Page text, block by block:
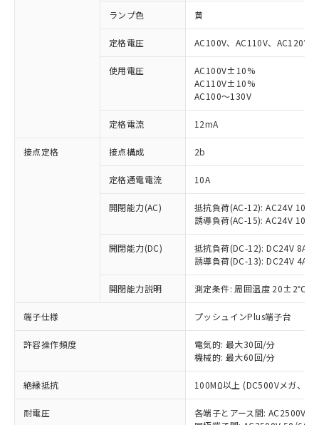
ランプ色 黄
定格電圧 AC100V、AC110V、AC120V
使用電圧
AC100V±10%
AC110V±10%
AC100～130V
定格電流 12mA
接点定格 接点構成 2b
定格通電電流 10A
開閉能力(AC)
抵抗負荷(AC-12): AC24V 10A/
誘導負荷(AC-15): AC24V
開閉能力(DC)
抵抗負荷(DC-12): DC24V 8A/
誘導負荷(DC-13): DC24V 4A/
開閉能力説明 測定条件: 周囲温度 20±2℃、
端子仕様 プッシュインPlus端子台
許容操作頻度
電気的: 最大30回/分
機械的: 最大60回/分
絶縁抵抗 100MΩ以上 (DC500Vメガ、点
耐電圧
各端子とアース間: AC2500V
ご利用条件
以下の条件をお読みいただき、同意のうえ
本サービスは、当社制御機器事業取扱
商品の当社在庫状況および標準価格
(税抜)を提供させていただくもので
当社制御機器事業取扱商品の中には、
本サービスの対象外となる商品もある
ことをご了承ください。
在庫状況および標準価格照会結果は、
記載している更新日時点での社内デー
タに基づき作成されるものであり、閲
準価格とは異なる場合があることをご
対応済み：EU RoHS指令（10物質）の
非含有に対応した製品が提供可能な商品で
対応予定：EU RoHS指令（10物質）の非含
有に対応した製品に切り替える予定のある
対応予定なし：EU RoHS指令（10物質）の
非含有に非対応の商品で、対応品を出す予
調査・確認中：EU RoHS指令（10物質）の
非含有の対応状況を調査中または確認中の
非該当品：ライセンス料など無形物で、有
害物質有無と関係のない商品です。
仕入先様の事情により、非含有部品として
いたものが、含有品と判明した場合などや
むを得ず変更することがあります。
*EU RoHS指令（10物質）：
鉛(Pb) 1000ppm以下、 水銀(Hg) 1000ppm以下、 カド
六価クロム(Cr(Ⅵ)) 1000ppm以下、ポリ臭化ビフェニル
「○」：最大均質材料含有率が中国RoHSの
基準値以下であることを示します。
「×」：最大均質材料含有率が中国RoHSの
基準値を超えていることを示します。
「－」：未確認です。当社販売部門へお問
当社は、これら貴社製品のうち、外国
為替および外国貿易法に定める商品
（以下｢規制貨物等」という）を輸出
または国外への提供する場合は、日本
国政府の輸出許可(または役務取引許
可)を取得するなどの必要な手続きを